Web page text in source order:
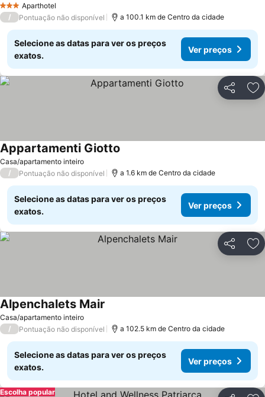
3 EstrelasAparthotel
/ Pontuação não disponível a 100.1 km de Centro da cidade
Selecione as datas para ver os preços
exatos.
Ver preços
Partilhar
Casa/apartamento inteiro
Appartamenti Giotto
/ Pontuação não disponível a 1.6 km de Centro da cidade
Selecione as datas para ver os preços
exatos.
Ver preços
Partilhar
Casa/apartamento inteiro
Alpenchalets Mair
/ Pontuação não disponível a 102.5 km de Centro da cidade
Selecione as datas para ver os preços
exatos.
Ver preços
Escolha popular